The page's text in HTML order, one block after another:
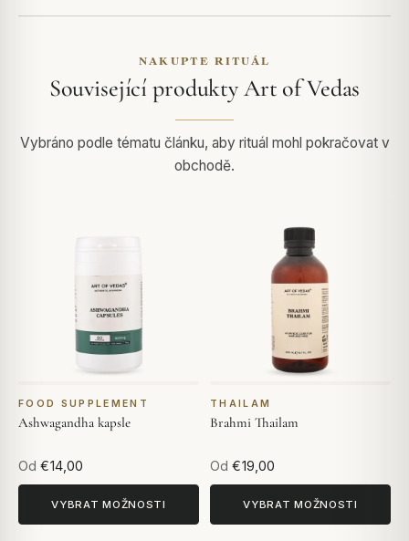
NAKUPTE RITUÁL
Související produkty Art of Vedas
Vybráno podle tématu článku, aby rituál mohl pokračovat v
obchodě.
FOOD SUPPLEMENT
Ashwagandha kapsle
Od €14,00
VYBRAT MOŽNOSTI
THAILAM
Brahmi Thailam
Od €19,00
VYBRAT MOŽNOSTI